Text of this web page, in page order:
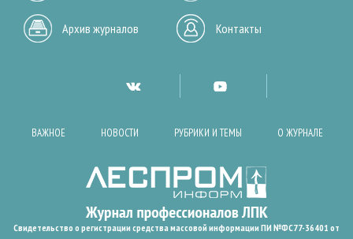
Архив журналов Контакты
ВАЖНОЕ НОВОСТИ РУБРИКИ И ТЕМЫ О ЖУРНАЛЕ
Свидетельство о регистрации средства массовой информации ПИ №ФС77-36401 от